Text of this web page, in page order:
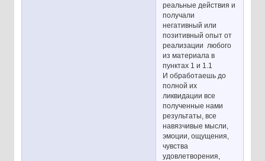
реальные действия и
получали
негативный или
позитивный опыт от
реализации любого
из материала в
пунктах 1 и 1.1
И обработаешь до
полной их
ликвидации все
полученные нами
результаты, все
навязчивые мысли,
эмоции, ощущения,
чувства
удовлетворения,